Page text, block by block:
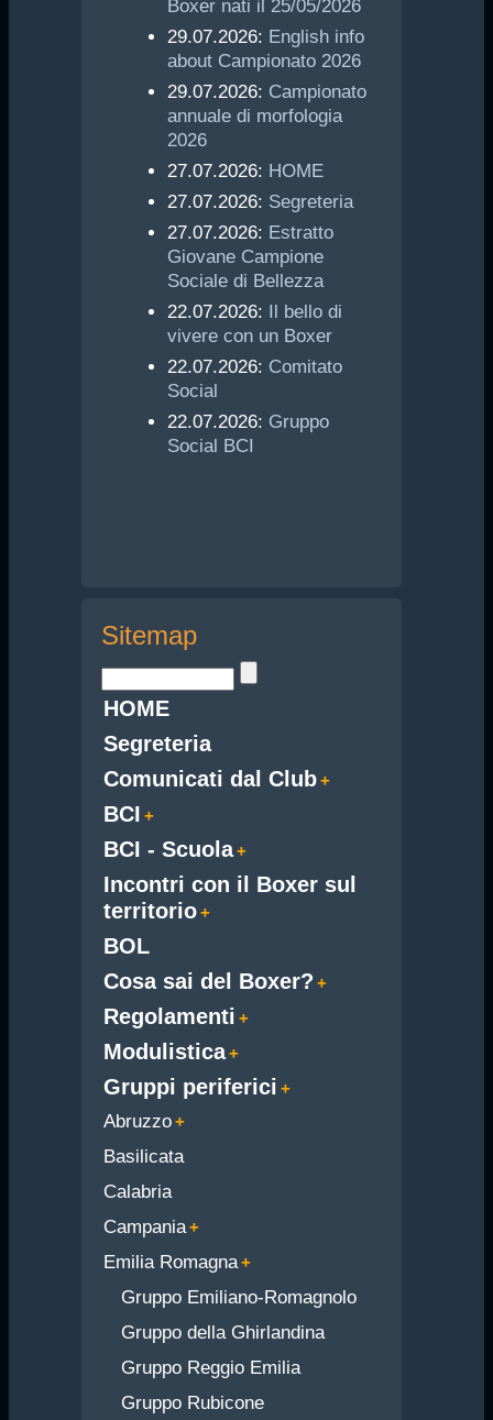
Boxer nati il 25/05/2026
29.07.2026: English info
about Campionato 2026
29.07.2026: Campionato
annuale di morfologia
2026
27.07.2026: HOME
27.07.2026: Segreteria
27.07.2026: Estratto
Giovane Campione
Sociale di Bellezza
22.07.2026: Il bello di
vivere con un Boxer
22.07.2026: Comitato
Social
22.07.2026: Gruppo
Social BCI
Sitemap
HOME
Segreteria
Comunicati dal Club
BCI
BCI - Scuola
Incontri con il Boxer sul
territorio
BOL
Cosa sai del Boxer?
Regolamenti
Modulistica
Gruppi periferici
Abruzzo
Basilicata
Calabria
Campania
Emilia Romagna
Gruppo Emiliano-Romagnolo
Gruppo della Ghirlandina
Gruppo Reggio Emilia
Gruppo Rubicone